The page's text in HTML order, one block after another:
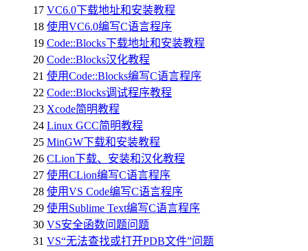
17 VC6.0下载地址和安装教程
18 使用VC6.0编写C语言程序
19 Code::Blocks下载地址和安装教程
20 Code::Blocks汉化教程
21 使用Code::Blocks编写C语言程序
22 Code::Blocks调试程序教程
23 Xcode简明教程
24 Linux GCC简明教程
25 MinGW下载和安装教程
26 CLion下载、安装和汉化教程
27 使用CLion编写C语言程序
28 使用VS Code编写C语言程序
29 使用Sublime Text编写C语言程序
30 VS安全函数问题问题
31 VS“无法查找或打开PDB文件”问题